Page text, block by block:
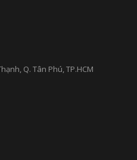
Q. Tân Phú, TP.HCM